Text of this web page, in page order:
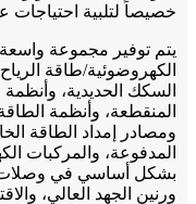
خصيصاً لتلبية احتياجات
يتم توفير مجموعة
الكهروضوئية/طاقة
السكك الحديدية، وأنظمة
المنقطعة، وأنظمة
ومصادر إمداد الطاقة
المدفوعة، والمركبات
ورنين الجهد العالي،